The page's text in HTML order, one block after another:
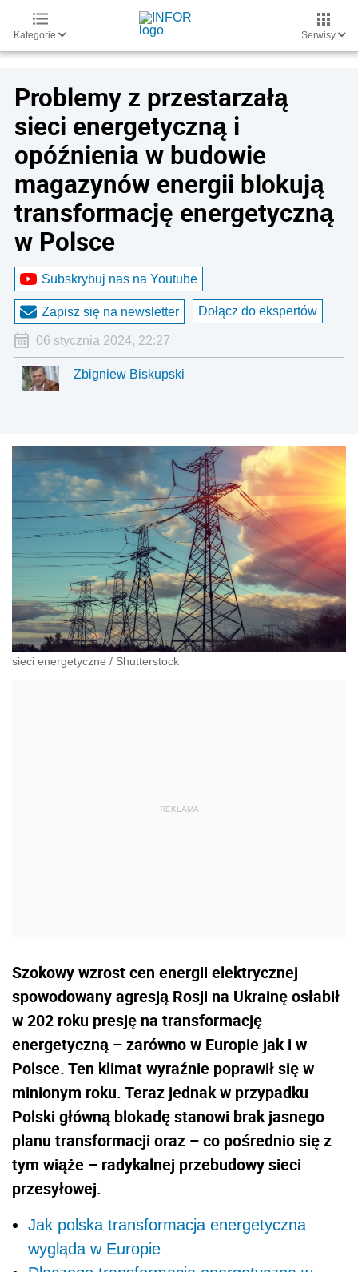
Kategorie Serwisy
Problemy z przestarzałą
sieci energetyczną i
opóźnienia w budowie
magazynów energii blokują
transformację energetyczną
w Polsce
Subskrybuj nas na Youtube
Zapisz się na newsletter Dołącz do ekspertów
06 stycznia 2024, 22:27
Zbigniew Biskupski
sieci energetyczne / Shutterstock
Szokowy wzrost cen energii elektrycznej
spowodowany agresją Rosji na Ukrainę osłabił
w 202 roku presję na transformację
energetyczną – zarówno w Europie jak i w
Polsce. Ten klimat wyraźnie poprawił się w
minionym roku. Teraz jednak w przypadku
Polski główną blokadę stanowi brak jasnego
planu transformacji oraz – co pośrednio się z
tym wiąże – radykalnej przebudowy sieci
przesyłowej.
Jak polska transformacja energetyczna
wygląda w Europie